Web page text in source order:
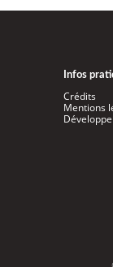
Infos
Crédits
Mentions